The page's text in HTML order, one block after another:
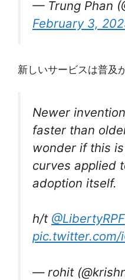
— Trung Phan
February 3,
新しいサービスは普及
Newer
faster than
wonder if this
curves applied
adoption itself.
h/t @LibertyRPF
pic.twitter.com/
— rohit